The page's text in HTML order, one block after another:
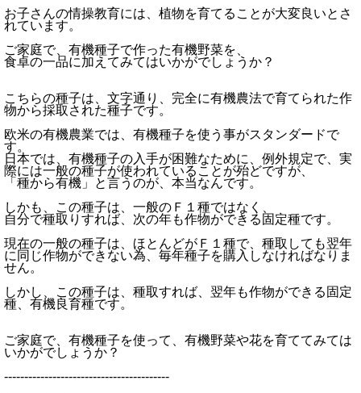
お子さんの情操教育には、植物を育てることが大変良いとさ
れています。
ご家庭で、有機種子で作った有機野菜を、
食卓の一品に加えてみてはいかがでしょうか？
こちらの種子は、文字通り、完全に有機農法で育てられた作
物から採取された種子です。
欧米の有機農業では、有機種子を使う事がスタンダードで
す。
日本では、有機種子の入手が困難なために、例外規定で、実
際には一般の種子が使われていることが殆どですが、
「種から有機」と言うのが、本当なんです。
しかも、この種子は、一般のＦ１種ではなく、
自分で種取りすれば、次の年も作物ができる固定種です。
現在の一般の種子は、ほとんどがＦ１種で、種取しても翌年
に同じ作物ができない為、毎年種子を購入しなければなりま
せん。
しかし、この種子は、種取すれば、翌年も作物ができる固定
種、有機良育種です。
ご家庭で、有機種子を使って、有機野菜や花を育ててみては
いかがでしょうか？
-----------------------------------------